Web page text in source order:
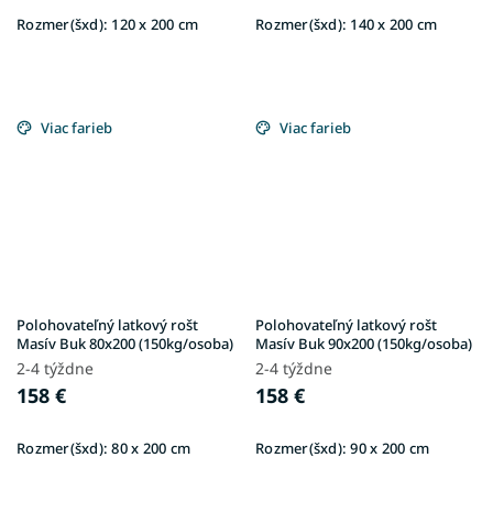
Rozmer(šxd): 120 x 200 cm Rozmer(šxd): 140 x 200 cm
Viac farieb
Polohovateľný latkový rošt
Masív Buk 80x200 (150kg/osoba)
2-4 týždne
158 €
Rozmer(šxd):80 x 200 cm
Viac farieb
Polohovateľný latkový rošt
Masív Buk 90x200 (150kg/osoba)
2-4 týždne
158 €
Rozmer(šxd):90 x 200 cm